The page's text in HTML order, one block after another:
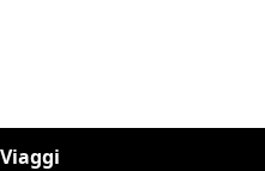
Viaggi